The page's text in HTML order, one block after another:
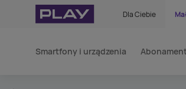
Dla Ciebie
Smartfony i urządzenia Abonament